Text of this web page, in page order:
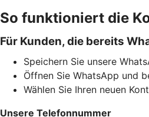
So funktioniert die
Für Kunden, die bereits
Speichern Sie unsere
Öffnen Sie WhatsApp und
Wählen Sie Ihren neuen
Unsere Telefonnummer